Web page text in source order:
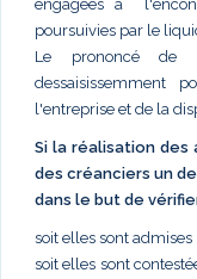
engagées à
poursuivies par le
Le prononcé de
dessaisissemment
l'entreprise et de la
Si la réalisation
des créanciers un
dans le but de
soit elles sont admises ;
soit elles sont